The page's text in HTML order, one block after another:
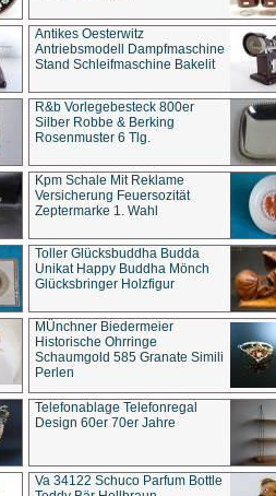
Antikes Oesterwitz
Antriebsmodell Dampfmaschine
Stand Schleifmaschine Bakelit
R&b Vorlegebesteck 800er
Silber Robbe & Berking
Rosenmuster 6 Tlg.
Kpm Schale Mit Reklame
Versicherung Feuersozität
Zeptermarke 1. Wahl
Toller Glücksbuddha Budda
Unikat Happy Buddha Mönch
Glücksbringer Holzfigur
MÜnchner Biedermeier
Historische Ohrringe
Schaumgold 585 Granate Simili
Perlen
Telefonablage Telefonregal
Design 60er 70er Jahre
Va 34122 Schuco Parfum Bottle